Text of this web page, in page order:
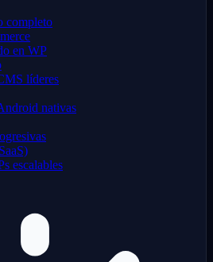
completo
en WP
líderes
nativas
escalables